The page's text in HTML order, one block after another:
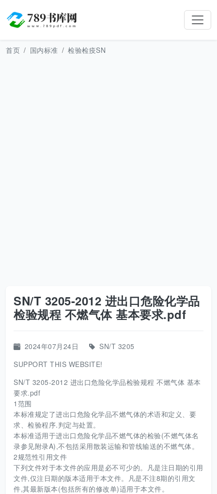
首页 国内标准 检验检疫SN
SN/T 3205-2012 进出口危险化学品
检验规程 不燃气体 基本要求.pdf
2024年07月24日
SN/T 3205
SUPPORT THIS WEBSITE!
SN/T 3205-2012 进出口危险化学品检验规程 不燃气体 基本
要求.pdf
1范围
本标准规定了进出口危险化学品不燃气体的术语和定义、要
求、检验程序.判定与处置。
本标准适用于进出口危险化学品不燃气体的检验(不燃气体名
录参见附录A),不包括采用散装运输和管线输送的不燃气体。
2规范性引用文件
下列文件对于本文件的应用是必不可少的。凡是注日期的引用
文件,仅注日期的版本适用于本文件。凡是不注8期的引用文
件,其最新版本(包括所有的修改单)适用于本文件。